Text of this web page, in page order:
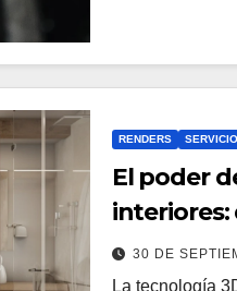
RENDERS
El poder
interiores:
30 DE
La tecnología